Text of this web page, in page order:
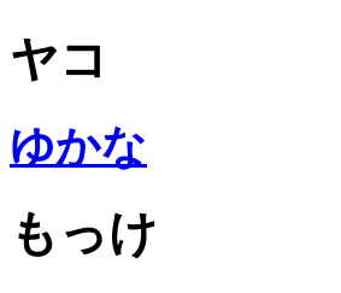
ヤコ
ゆかな
もっけ